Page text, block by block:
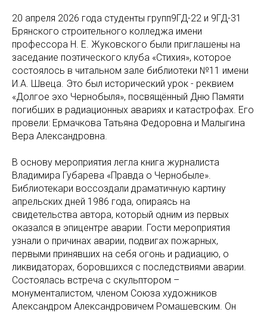
20 апреля 2026 года студенты групп9ГД-22 и 9ГД-31
Брянского строительного колледжа имени
профессора Н. Е. Жуковского были приглашены на
заседание поэтического клуба «Стихия», которое
состоялось в читальном зале библиотеки №11 имени
И.А. Швеца. Это был исторический урок - реквием
«Долгое эхо Чернобыля», посвящённый Дню Памяти
погибших в радиационных авариях и катастрофах. Его
провели: Ермачкова Татьяна Федоровна и Малыгина
Вера Александровна.
В основу мероприятия легла книга журналиста
Владимира Губарева «Правда о Чернобыле».
Библиотекари воссоздали драматичную картину
апрельских дней 1986 года, опираясь на
свидетельства автора, который одним из первых
оказался в эпицентре аварии. Гости мероприятия
узнали о причинах аварии, подвигах пожарных,
первыми принявших на себя огонь и радиацию, о
ликвидаторах, боровшихся с последствиями аварии.
Состоялась встреча с скульптором –
монументалистом, членом Союза художников
Александром Александровичем Ромашевским. Он